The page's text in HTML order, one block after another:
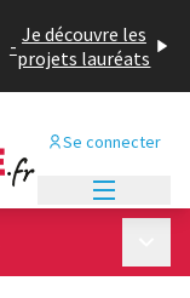
- Je découvre les
projets lauréats
Se connecter